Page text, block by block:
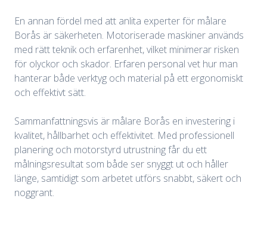
En annan fördel med att anlita experter för målare
Borås är säkerheten. Motoriserade maskiner används
med rätt teknik och erfarenhet, vilket minimerar risken
för olyckor och skador. Erfaren personal vet hur man
hanterar både verktyg och material på ett ergonomiskt
och effektivt sätt.
Sammanfattningsvis är målare Borås en investering i
kvalitet, hållbarhet och effektivitet. Med professionell
planering och motorstyrd utrustning får du ett
målningsresultat som både ser snyggt ut och håller
länge, samtidigt som arbetet utförs snabbt, säkert och
noggrant.